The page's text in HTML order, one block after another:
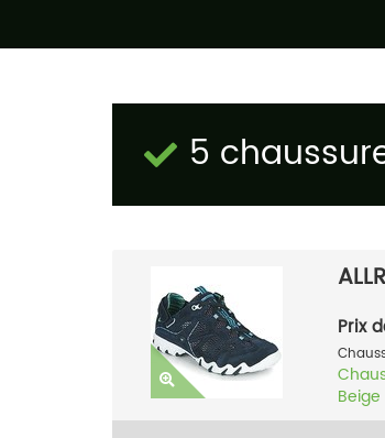
5
Prix
Beige